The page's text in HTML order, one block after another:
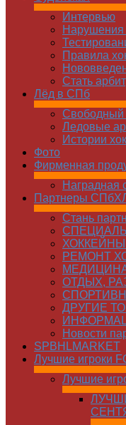
Интервью
Нарушения
Правила
Стать
Лёд в СПб
Свободный
Ледовые
Истории
Фото
Фирменная
Наградная
Партнеры
Стань
РЕМОНТ
ОТДЫХ,
ДРУГИЕ
Новости
SPBHLMARKET
Лучшие игроки
Лучшие